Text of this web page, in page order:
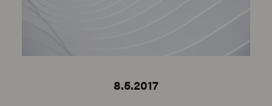
8.5.2017